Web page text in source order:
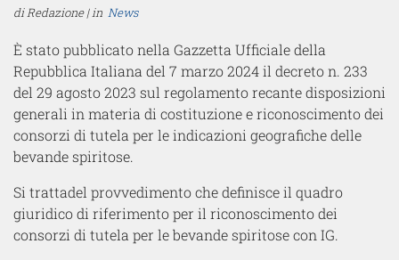
di Redazione | in News
È stato pubblicatonellaGazzetta Ufficiale della
Repubblica Italianadel 7 marzo 2024il decreto n. 233
del 29 agosto 2023 sul regolamento recante disposizioni
generali in materia di costituzione e riconoscimento dei
consorzi di tutela per le indicazioni geografiche delle
bevande spiritose.
Si trattadel provvedimento che definisce il quadro
giuridico di riferimento per il riconoscimento dei
consorzi di tutela per le bevande spiritose con IG.